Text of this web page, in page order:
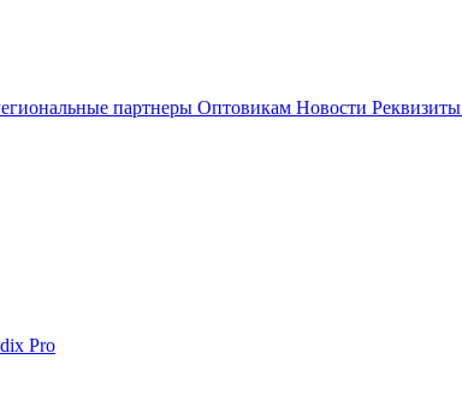
партнеры Оптовикам Новости Реквизиты
Pro